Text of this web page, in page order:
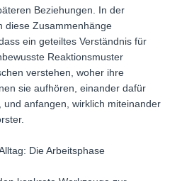
Beziehungen. In der
diese Zusammenhänge
ein geteiltes Verständnis für
Reaktionsmuster
verstehen, woher ihre
sie aufhören, einander dafür
anfangen, wirklich miteinander
Die Arbeitsphase